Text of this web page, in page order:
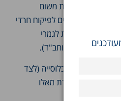
הם מוטים. זאת משום
רשמי נתונים לפיקוח חרדי
ומתנהגים אחרת לגמרי
ספרדים, ליטאים וחב"ד).
קבוצות אוכלוסייה (לצד
בצורה ניכרת מאלו